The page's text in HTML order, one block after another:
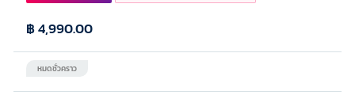
หมดชั่วคราว
฿ 4,990.00